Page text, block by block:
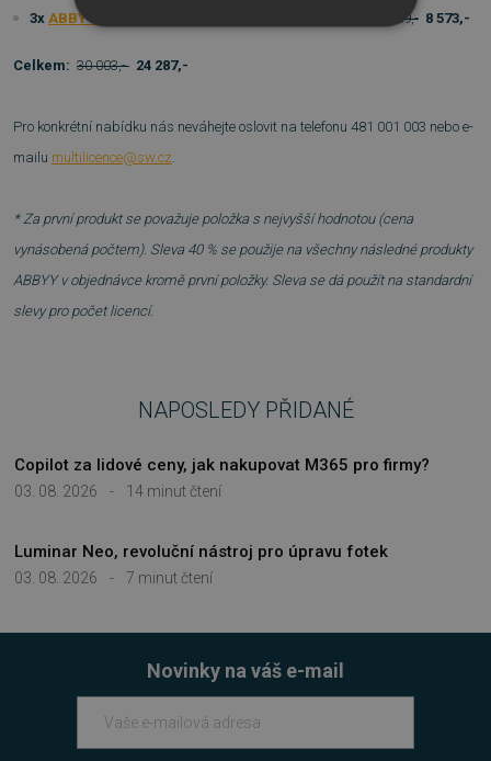
3x ABBYY FineReader 12 Corporate, per seat 14 289,- 8 573,-
Celkem: 30 003,- 24 287,-
Pro konkrétní nabídku nás neváhejte oslovit na telefonu 481 001 003 nebo e-
mailu multilicence@sw.cz.
* Za první produkt se považuje položka s nejvyšší hodnotou (cena
vynásobená počtem). Sleva 40 % se použije na všechny následné produkty
ABBYY v objednávce kromě první položky. Sleva se dá použít na standardní
slevy pro počet licencí.
NAPOSLEDY PŘIDANÉ
03. 08. 2026 - 14 minut čtení
Copilot za lidové ceny, jak nakupovat M365 pro firmy?
03. 08. 2026 - 7 minut čtení
Luminar Neo, revoluční nástroj pro úpravu fotek
Novinky na váš e-mail
NEZBYTNĚ NUTNÉ SOUBORY
SOUBORY CÍLENÍ
NEZAŘAZENÉ SOUBORY
Funkční soubory
Nezařazené soubory
základní funkce webových stránek, jako je
přihlášení uživatele a správa účtu. Webové
stránky nelze bez nezbytně nutných souborů
Název
Provider/